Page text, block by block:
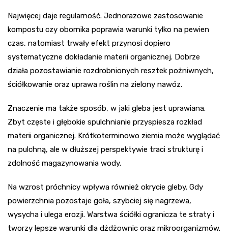
Najwięcej daje regularność. Jednorazowe zastosowanie
kompostu czy obornika poprawia warunki tylko na pewien
czas, natomiast trwały efekt przynosi dopiero
systematyczne dokładanie materii organicznej. Dobrze
działa pozostawianie rozdrobnionych resztek pożniwnych,
ściółkowanie oraz uprawa roślin na zielony nawóz.
Znaczenie ma także sposób, w jaki gleba jest uprawiana.
Zbyt częste i głębokie spulchnianie przyspiesza rozkład
materii organicznej. Krótkoterminowo ziemia może wyglądać
na pulchną, ale w dłuższej perspektywie traci strukturę i
zdolność magazynowania wody.
Na wzrost próchnicy wpływa również okrycie gleby. Gdy
powierzchnia pozostaje goła, szybciej się nagrzewa,
wysycha i ulega erozji. Warstwa ściółki ogranicza te straty i
tworzy lepsze warunki dla dżdżownic oraz mikroorganizmów.